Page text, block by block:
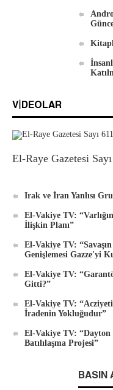
VIDEOLAR
El-Raye Gazetesi
Irak ve İran Yanlısı
El-Vakiye TV:
İlişkin Planı”
El-Vakiye TV: “Savaşın
Genişlemesi Gazze'yi
El-Vakiye TV:
Gitti?”
El-Vakiye TV:
İradenin Yokluğudur”
El-Vakiye TV: “Dayton
Batılılaşma Projesi”
BASIN